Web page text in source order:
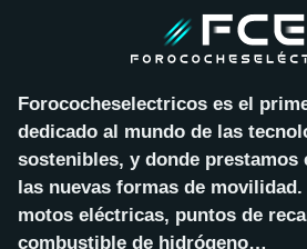
Forococheselectricos es el
dedicado al mundo de las
sostenibles, y donde prestamos
las nuevas formas de
motos eléctricas, puntos de
combustible de hidrógeno…